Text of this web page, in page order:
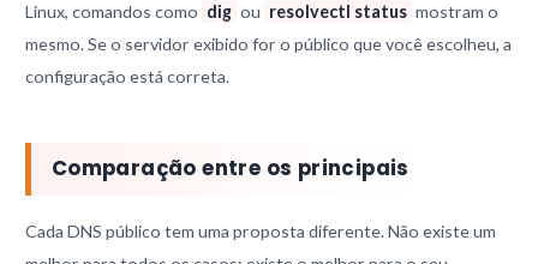
Linux, comandos como dig ou resolvectl status mostram o
mesmo. Se o servidor exibido for o público que você escolheu, a
configuração está correta.
Comparação entre os principais
Cada DNS público tem uma proposta diferente. Não existe um